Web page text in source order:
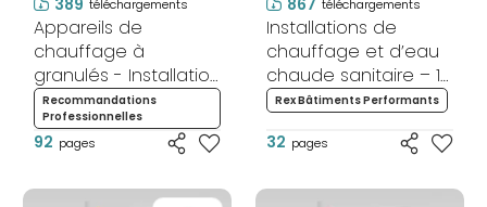
téléchargements
Appareils de
chauffage à
granulés - Installation
et mise en service -
Neuf
Recommandations
Professionnelles
92 pages
téléchargements
Installations de
chauffage et d’eau
chaude sanitaire – 12
enseignements à
Rex Bâtiments Performants
32 pages